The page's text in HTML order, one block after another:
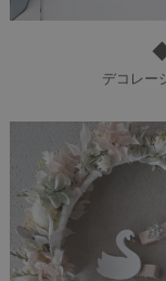
デコレー